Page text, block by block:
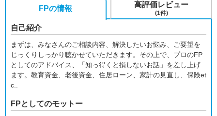
FPの情報
自己紹介
まずは、みなさんのご相談内容、解決したいお悩み、ご要望を
じっくりしっかり聴かせていただきます。その上で、プロのFP
としてのアドバイス、「知っ得くと損しないお話」を差し上げ
ます。教育資金、老後資金、住居ローン、家計の見直し、保険et
c..
FPとしてのモットー
高評価レビュー
(1件)